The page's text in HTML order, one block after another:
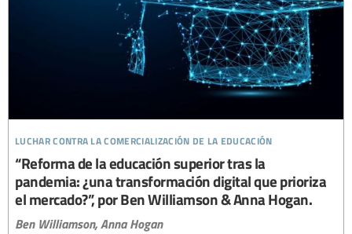
luchar contra la comercialización de la educación
“Reforma de la educación superior tras la
pandemia: ¿una transformación digital que prioriza
el mercado?”, por Ben Williamson & Anna Hogan.
Ben Williamson,Anna Hogan